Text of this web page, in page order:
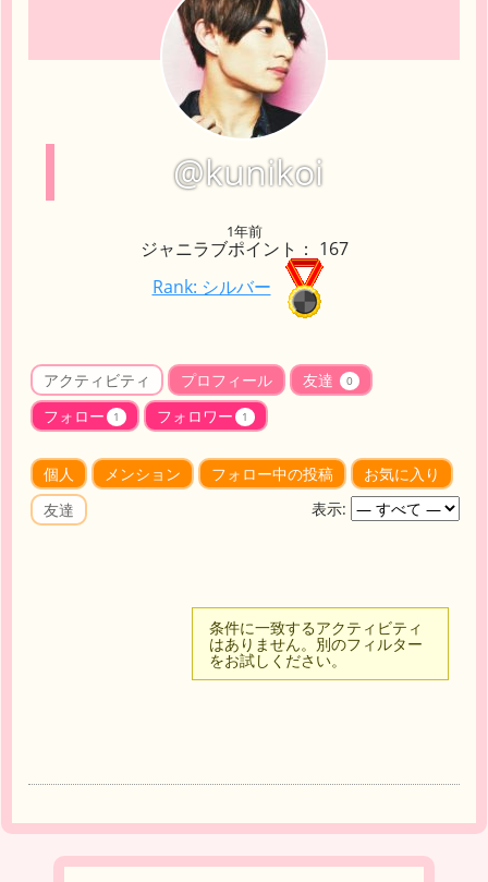
@kunikoi
1年前
ジャニラブポイント： 167
Rank: シルバー
アクティビティ プロフィール 友達 0
フォロー 1 フォロワー 1
個人 メンション フォロー中の投稿
お気に入り
友達
表示:
条件に一致するアクティビティ
はありません。別のフィルター
をお試しください。